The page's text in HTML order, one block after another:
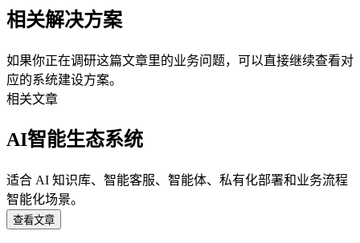
相关解决方案
如果你正在调研这篇文章里的业务问题，可以直接继续查看对
应的系统建设方案。
相关文章
AI智能生态系统
适合 AI 知识库、智能客服、智能体、私有化部署和业务流程
智能化场景。
查看文章